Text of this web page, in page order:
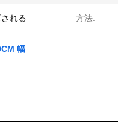
れる 方法:
幅